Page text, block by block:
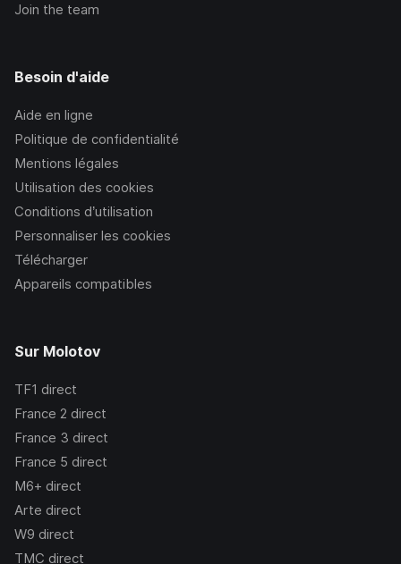
Join the team
Besoin d'aide
Aide en ligne
Politique de confidentialité
Mentions légales
Utilisation des cookies
Conditions d’utilisation
Personnaliser les cookies
Télécharger
Appareils compatibles
Sur Molotov
TF1 direct
France 2 direct
France 3 direct
France 5 direct
M6+ direct
Arte direct
W9 direct
TMC direct